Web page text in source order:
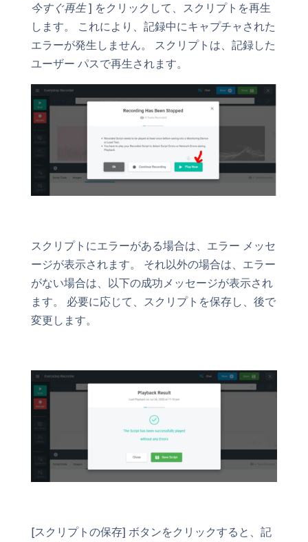
今すぐ再生] をクリックして、スクリプトを再生
します。 これにより、記録中にキャプチャされた
エラーが発生しません。 スクリプトは、記録した
ユーザー パスで再生されます。
スクリプトにエラーがある場合は、エラー メッセ
ージが表示されます。 それ以外の場合は、エラー
がない場合は、以下の成功メッセージが表示され
ます。 必要に応じて、スクリプトを保存し、後で
変更します。
[スクリプトの保存] ボタンをクリックすると、記